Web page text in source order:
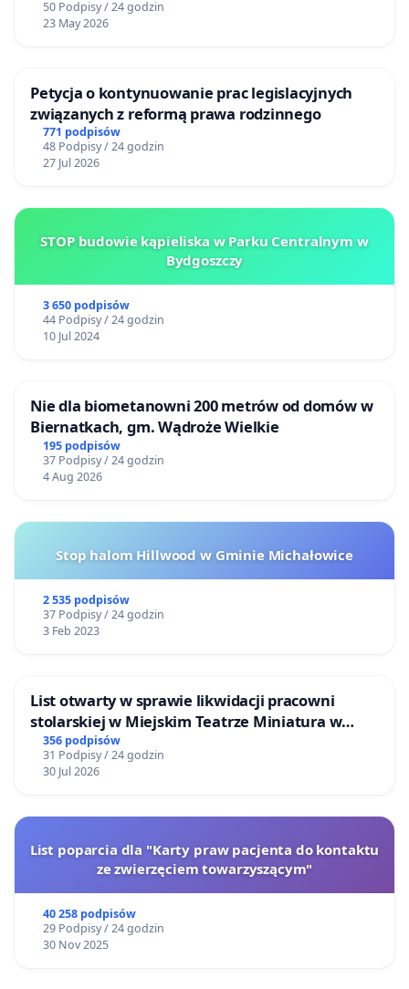
50 Podpisy / 24 godzin
23 May 2026
Petycja o kontynuowanie prac legislacyjnych
związanych z reformą prawa rodzinnego
771 podpisów
48 Podpisy / 24 godzin
27 Jul 2026
STOP budowie kąpieliska w Parku Centralnym w
Bydgoszczy
3 650 podpisów
44 Podpisy / 24 godzin
10 Jul 2024
Nie dla biometanowni 200 metrów od domów w
Biernatkach, gm. Wądroże Wielkie
195 podpisów
37 Podpisy / 24 godzin
4 Aug 2026
Stop halom Hillwood w Gminie Michałowice
2 535 podpisów
37 Podpisy / 24 godzin
3 Feb 2023
List otwarty w sprawie likwidacji pracowni
stolarskiej w Miejskim Teatrze Miniatura w
Gdańsku
356 podpisów
31 Podpisy / 24 godzin
30 Jul 2026
List poparcia dla "Karty praw pacjenta do kontaktu
ze zwierzęciem towarzyszącym"
40 258 podpisów
29 Podpisy / 24 godzin
30 Nov 2025